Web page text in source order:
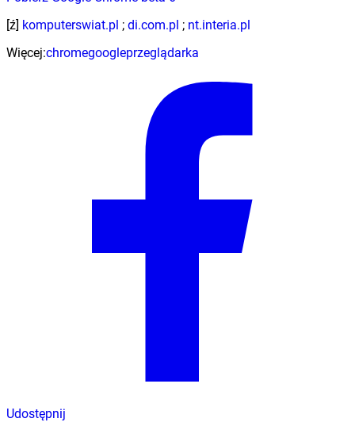
[ź] komputerswiat.pl ; di.com.pl ; nt.interia.pl
Więcej:chromegoogleprzeglądarka
Udostępnij